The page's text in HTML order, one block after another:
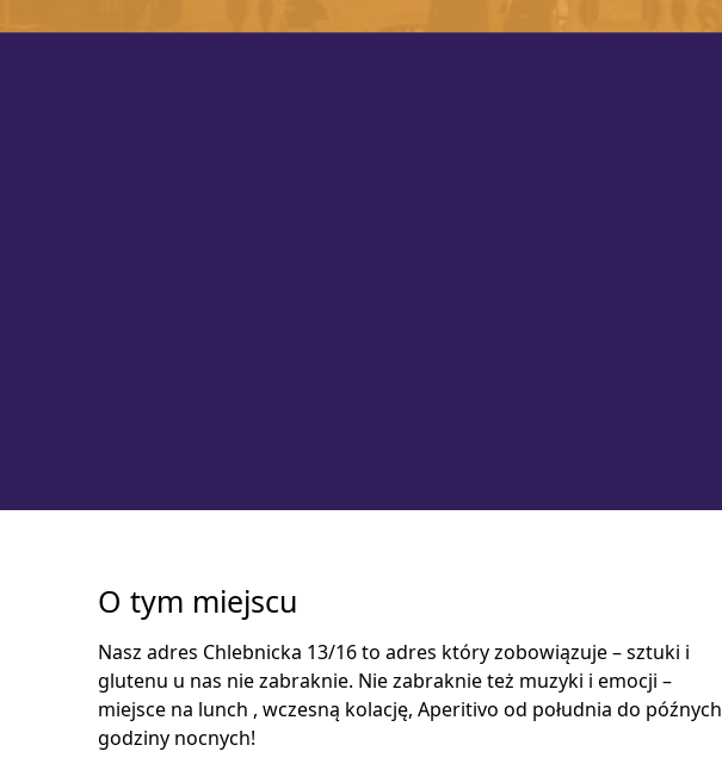
O tym miejscu
Nasz adres Chlebnicka 13/16 to adres który zobowiązuje – sztuki i
glutenu u nas nie zabraknie. Nie zabraknie też muzyki i emocji –
miejsce na lunch , wczesną kolację, Aperitivo od południa do późnych
godziny nocnych!